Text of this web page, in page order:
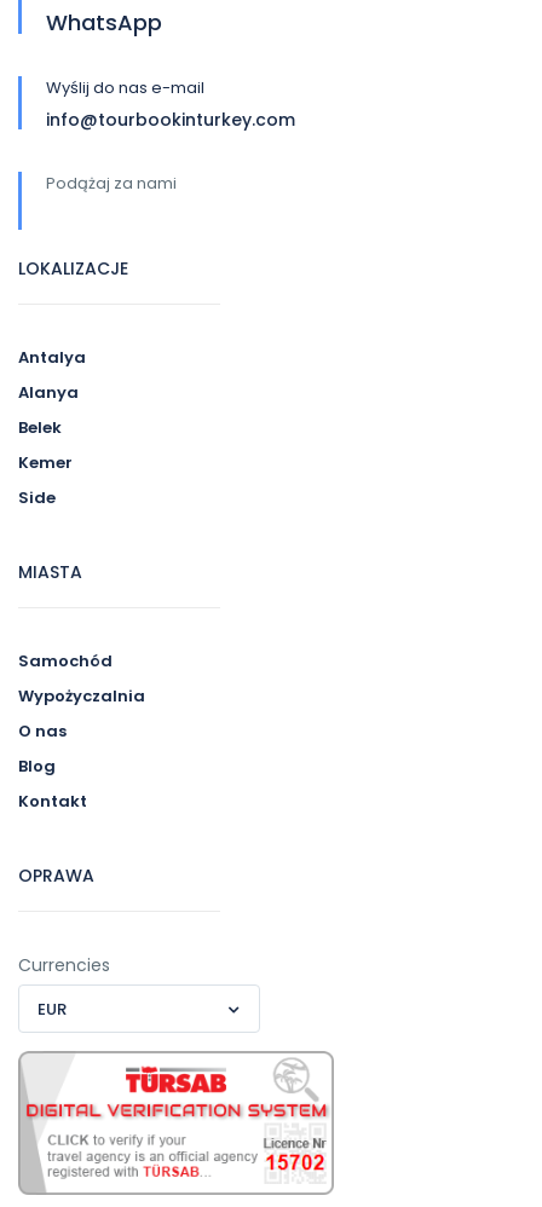
WhatsApp
Wyślij do nas e-mail
info@tourbookinturkey.com
Podążaj za nami
LOKALIZACJE
Antalya
Alanya
Belek
Kemer
Side
MIASTA
Samochód
Wypożyczalnia
O nas
Blog
Kontakt
OPRAWA
Currencies
EUR